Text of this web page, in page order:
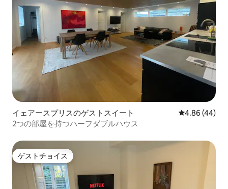
イェアースプリスのゲストスイート レビュー44
4.86 (44)
2つの部屋を持つハーフダブルハウス
ゲストチョイス
ゲストチョイス